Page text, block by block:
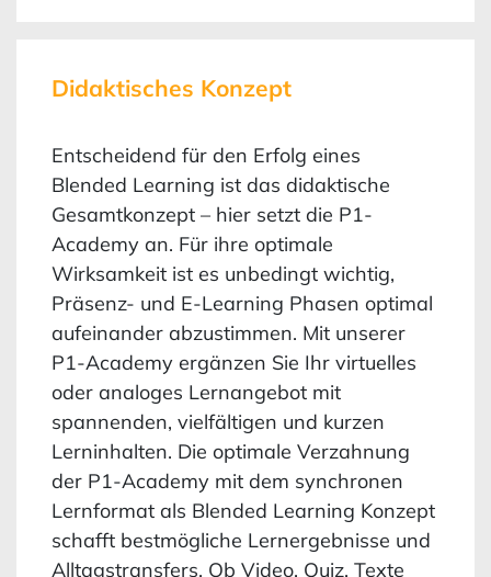
Didaktisches Konzept
Entscheidend für den Erfolg eines
Blended Learning ist das didaktische
Gesamtkonzept – hier setzt die P1-
Academy an. Für ihre optimale
Wirksamkeit ist es unbedingt wichtig,
Präsenz- und E-Learning Phasen optimal
aufeinander abzustimmen. Mit unserer
P1-Academy ergänzen Sie Ihr virtuelles
oder analoges Lernangebot mit
spannenden, vielfältigen und kurzen
Lerninhalten. Die optimale Verzahnung
der P1-Academy mit dem synchronen
Lernformat als Blended Learning Konzept
schafft bestmögliche Lernergebnisse und
Alltagstransfers. Ob Video, Quiz, Texte